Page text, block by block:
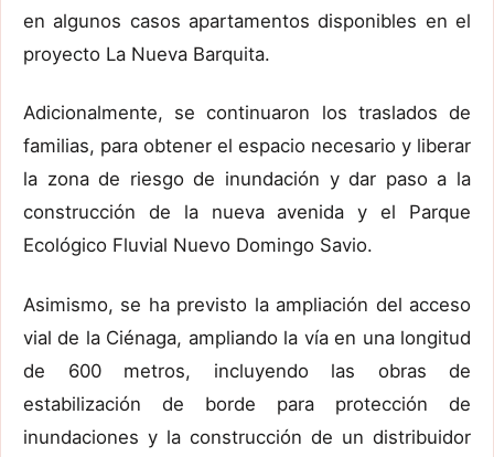
en algunos casos apartamentos disponibles en el
proyecto La Nueva Barquita.
Adicionalmente, se continuaron los traslados de
familias, para obtener el espacio necesario y liberar
la zona de riesgo de inundación y dar paso a la
construcción de la nueva avenida y el Parque
Ecológico Fluvial Nuevo Domingo Savio.
Asimismo, se ha previsto la ampliación del acceso
vial de la Ciénaga, ampliando la vía en una longitud
de 600 metros, incluyendo las obras de
estabilización de borde para protección de
inundaciones y la construcción de un distribuidor